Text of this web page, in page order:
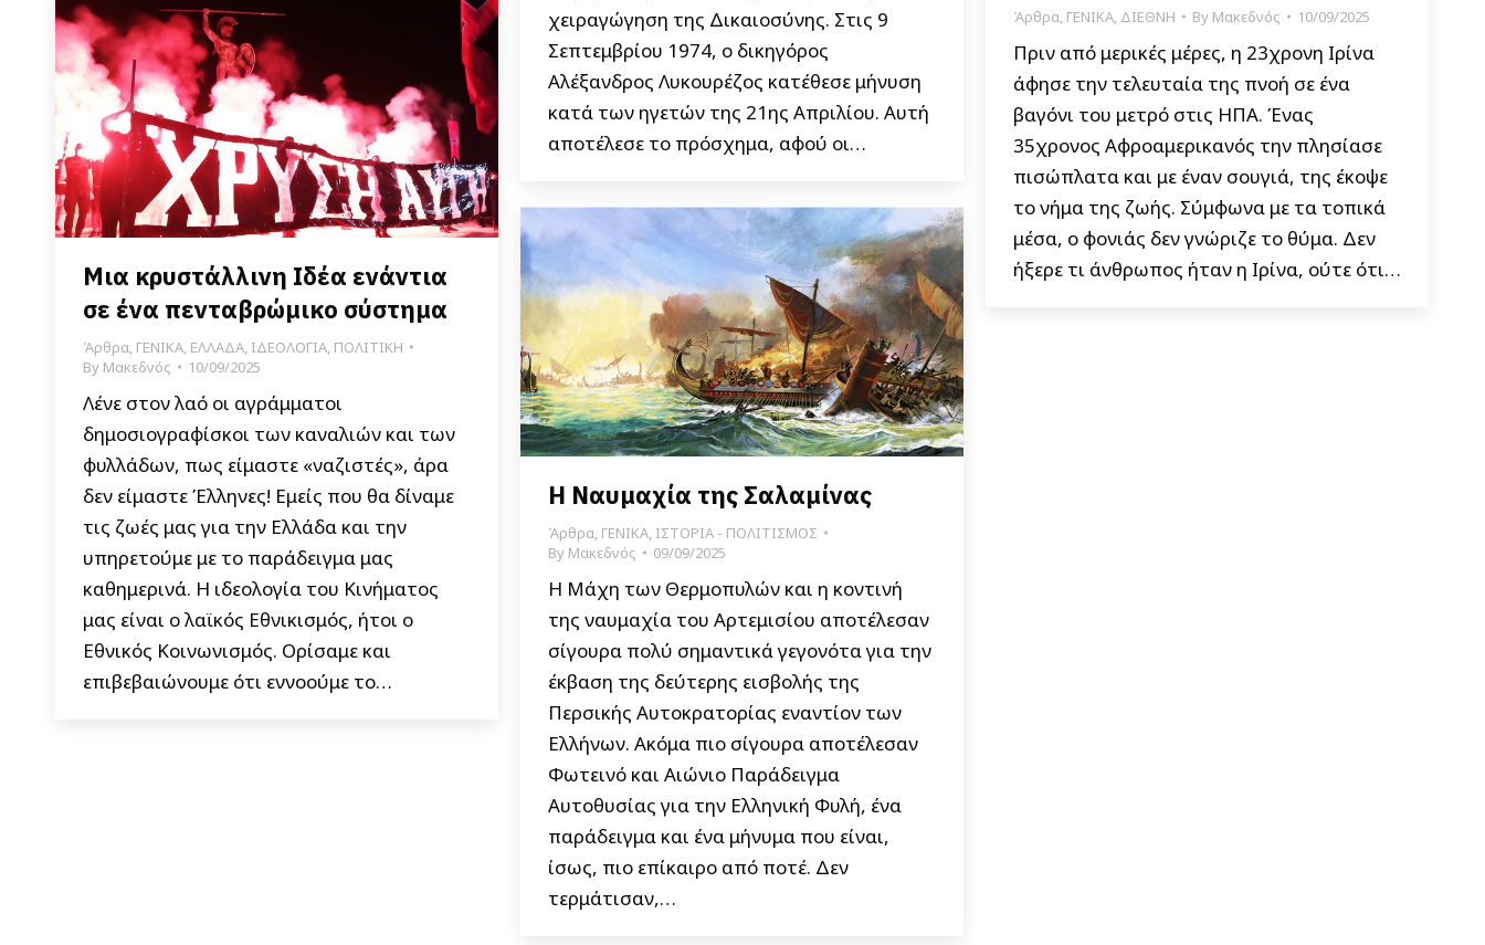
χειραγώγηση της Δικαιοσύνης. Στις 9
Σεπτεμβρίου 1974, ο δικηγόρος
Αλέξανδρος Λυκουρέζος κατέθεσε μήνυση
κατά των ηγετών της 21ης Απριλίου. Αυτή
αποτέλεσε το πρόσχημα, αφού οι…
Άρθρα, ΓΕΝΙΚΑ, ΔΙΕΘΝΗ By Μακεδνός 10/09/2025
Πριν από μερικές μέρες, η 23χρονη Ιρίνα
άφησε την τελευταία της πνοή σε ένα
βαγόνι του μετρό στις ΗΠΑ. Ένας
35χρονος Αφροαμερικανός την πλησίασε
πισώπλατα και με έναν σουγιά, της έκοψε
το νήμα της ζωής. Σύμφωνα με τα τοπικά
μέσα, ο φονιάς δεν γνώριζε το θύμα. Δεν
ήξερε τι άνθρωπος ήταν η Ιρίνα, ούτε ότι…
Μια κρυστάλλινη Ιδέα ενάντια
σε ένα πενταβρώμικο σύστημα
Άρθρα ΓΕΝΙΚΑ ΕΛΛΑΔΑ ΙΔΕΟΛΟΓΙΑ ΠΟΛΙΤΙΚΗ
By Μακεδνός 10/09/2025
Λένε στον λαό οι αγράμματοι
δημοσιογραφίσκοι των καναλιών και των
φυλλάδων, πως είμαστε «ναζιστές», άρα
δεν είμαστε Έλληνες! Εμείς που θα δίναμε
τις ζωές μας για την Ελλάδα και την
υπηρετούμε με το παράδειγμα μας
καθημερινά. Η ιδεολογία του Κινήματος
μας είναι ο λαϊκός Εθνικισμός, ήτοι ο
Εθνικός Κοινωνισμός. Ορίσαμε και
επιβεβαιώνουμε ότι εννοούμε το…
Η Ναυμαχία της Σαλαμίνας
Άρθρα, ΓΕΝΙΚΑ, ΙΣΤΟΡΙΑ - ΠΟΛΙΤΙΣΜΟΣ
By Μακεδνός 09/09/2025
Η Μάχη των Θερμοπυλών και η κοντινή
της ναυμαχία του Αρτεμισίου αποτέλεσαν
σίγουρα πολύ σημαντικά γεγονότα για την
έκβαση της δεύτερης εισβολής της
Περσικής Αυτοκρατορίας εναντίον των
Ελλήνων. Ακόμα πιο σίγουρα αποτέλεσαν
Φωτεινό και Αιώνιο Παράδειγμα
Αυτοθυσίας για την Ελληνική Φυλή, ένα
παράδειγμα και ένα μήνυμα που είναι,
ίσως, πιο επίκαιρο από ποτέ. Δεν
τερμάτισαν,…